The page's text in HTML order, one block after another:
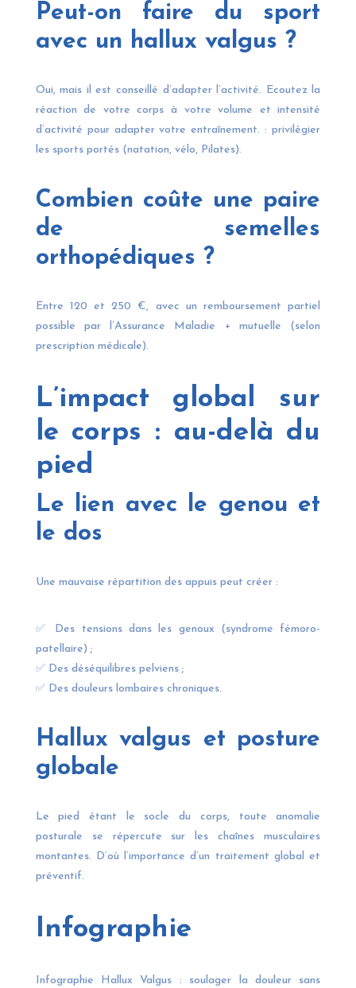
Peut-on faire du sport
avec un hallux valgus ?
Oui, mais il est conseillé d’adapter l’activité. Ecoutez la
réaction de votre corps à votre volume et intensité
d’activité pour adapter votre entraînement. : privilégier
les sports portés (natation, vélo, Pilates).
Combien coûte une paire
de semelles
orthopédiques ?
Entre 120 et 250 €, avec un remboursement partiel
possible par l’Assurance Maladie + mutuelle (selon
prescription médicale).
L’impact global sur
le corps : au-delà du
pied
Le lien avec le genou et
le dos
Une mauvaise répartition des appuis peut créer :
✅ Des tensions dans les genoux (syndrome fémoro-
patellaire) ;
✅ Des déséquilibres pelviens ;
✅ Des douleurs lombaires chroniques.
Hallux valgus et posture
globale
Le pied étant le socle du corps, toute anomalie
posturale se répercute sur les chaînes musculaires
montantes. D’où l’importance d’un traitement global et
préventif.
Infographie
Infographie Hallux Valgus : soulager la douleur sans